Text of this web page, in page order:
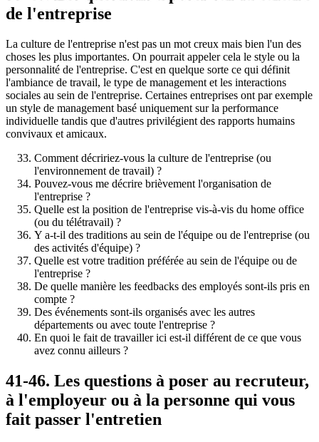
de l'entreprise
La culture de l'entreprise n'est pas un mot creux mais bien l'un des
choses les plus importantes. On pourrait appeler cela le style ou la
personnalité de l'entreprise. C'est en quelque sorte ce qui définit
l'ambiance de travail, le type de management et les interactions
sociales au sein de l'entreprise. Certaines entreprises ont par exemple
un style de management basé uniquement sur la performance
individuelle tandis que d'autres privilégient des rapports humains
convivaux et amicaux.
Comment décririez-vous la culture de l'entreprise (ou
l'environnement de travail) ?
Pouvez-vous me décrire brièvement l'organisation de
l'entreprise ?
Quelle est la position de l'entreprise vis-à-vis du home office
(ou du télétravail) ?
Y a-t-il des traditions au sein de l'équipe ou de l'entreprise (ou
des activités d'équipe) ?
Quelle est votre tradition préférée au sein de l'équipe ou de
l'entreprise ?
De quelle manière les feedbacks des employés sont-ils pris en
compte ?
Des événements sont-ils organisés avec les autres
départements ou avec toute l'entreprise ?
En quoi le fait de travailler ici est-il différent de ce que vous
avez connu ailleurs ?
41-46. Les questions à poser au recruteur,
à l'employeur ou à la personne qui vous
fait passer l'entretien